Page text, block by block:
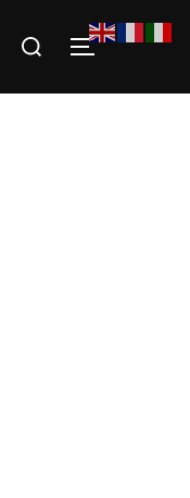
Rechercher :